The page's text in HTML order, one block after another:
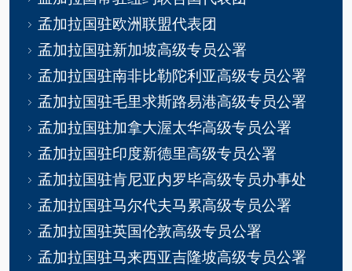
孟加拉国驻欧洲联盟代表团
孟加拉国驻新加坡高级专员公署
孟加拉国驻南非比勒陀利亚高级专员公署
孟加拉国驻毛里求斯路易港高级专员公署
孟加拉国驻加拿大渥太华高级专员公署
孟加拉国驻印度新德里高级专员公署
孟加拉国驻肯尼亚内罗毕高级专员办事处
孟加拉国驻马尔代夫马累高级专员公署
孟加拉国驻英国伦敦高级专员公署
孟加拉国驻马来西亚吉隆坡高级专员公署